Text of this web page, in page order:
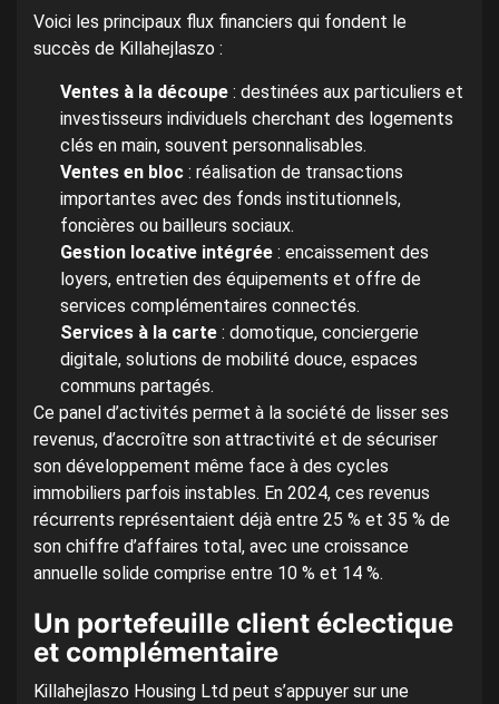
Voici les principaux flux financiers qui fondent le
succès de Killahejlaszo :
Ventes à la découpe : destinées aux particuliers et
investisseurs individuels cherchant des logements
clés en main, souvent personnalisables.
Ventes en bloc : réalisation de transactions
importantes avec des fonds institutionnels,
foncières ou bailleurs sociaux.
Gestion locative intégrée : encaissement des
loyers, entretien des équipements et offre de
services complémentaires connectés.
Services à la carte : domotique, conciergerie
digitale, solutions de mobilité douce, espaces
communs partagés.
Ce panel d’activités permet à la société de lisser ses
revenus, d’accroître son attractivité et de sécuriser
son développement même face à des cycles
immobiliers parfois instables. En 2024, ces revenus
récurrents représentaient déjà entre 25 % et 35 % de
son chiffre d’affaires total, avec une croissance
annuelle solide comprise entre 10 % et 14 %.
Un portefeuille client éclectique
et complémentaire
Killahejlaszo Housing Ltd peut s’appuyer sur une